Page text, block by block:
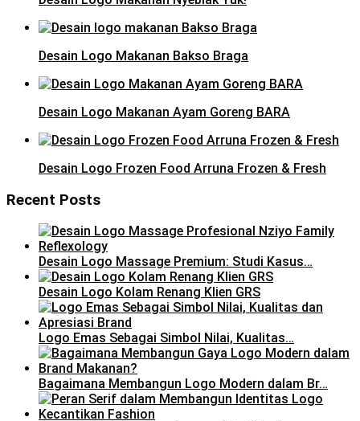
Desain Logo Makanan Bakso Braga
Desain Logo Makanan Ayam Goreng BARA
Desain Logo Frozen Food Arruna Frozen & Fresh
Recent Posts
Desain Logo Massage Premium: Studi Kasus…
Desain Logo Kolam Renang Klien GRS
Logo Emas Sebagai Simbol Nilai, Kualitas…
Bagaimana Membangun Logo Modern dalam Br…